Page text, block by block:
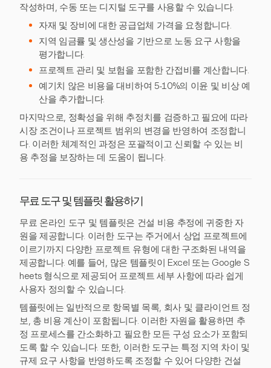
작성하며, 수동 또는 디지털 도구를 사용할 수 있습니다.
자재 및 장비에 대한 공급업체 가격을 요청합니다.
지역 임금률 및 생산성을 기반으로 노동 요구 사항을
평가합니다.
프로젝트 관리 및 보험을 포함한 간접비를 계산합니다.
예기치 않은 비용을 대비하여 5-10%의 이윤 및 비상 예
산을 추가합니다.
마지막으로, 정확성을 위해 추정치를 검증하고 필요에 따라
시장 조건이나 프로젝트 범위의 변경을 반영하여 조정합니
다. 이러한 체계적인 과정은 포괄적이고 신뢰할 수 있는 비
용 추정을 보장하는 데 도움이 됩니다.
무료 도구 및 템플릿 활용하기
무료 온라인 도구 및 템플릿은 건설 비용 추정에 귀중한 자
원을 제공합니다. 이러한 도구는 주거에서 상업 프로젝트에
이르기까지 다양한 프로젝트 유형에 대한 구조화된 내역을
제공합니다. 예를 들어, 많은 템플릿이 Excel 또는 Google S
heets 형식으로 제공되어 프로젝트 세부 사항에 따라 쉽게
사용자 정의할 수 있습니다.
템플릿에는 일반적으로 항목별 목록, 회사 및 클라이언트 정
보, 총 비용 계산이 포함됩니다. 이러한 자원을 활용하면 추
정 프로세스를 간소화하고 필요한 모든 구성 요소가 포함되
도록 할 수 있습니다. 또한, 이러한 도구는 특정 지역 차이 및
규제 요구 사항을 반영하도록 조정할 수 있어 다양한 건설